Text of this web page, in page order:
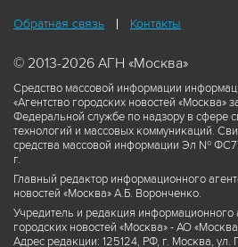
Обратная связь Контакты
© 2013-2026 АГН «Москва»
Средство массовой информации
«Агентство городских новостей «Москва»
Федеральной службе по надзору в сфере
технологий и массовых коммуникаций.
средства массовой информации Эл №
г.
Главный редактор информационного
новостей «Москва» А.Б. Воронченко.
Учредитель и редакция информационного
городских новостей «Москва» - АО
Адрес редакции: 125124, РФ, г. Москва, ул.